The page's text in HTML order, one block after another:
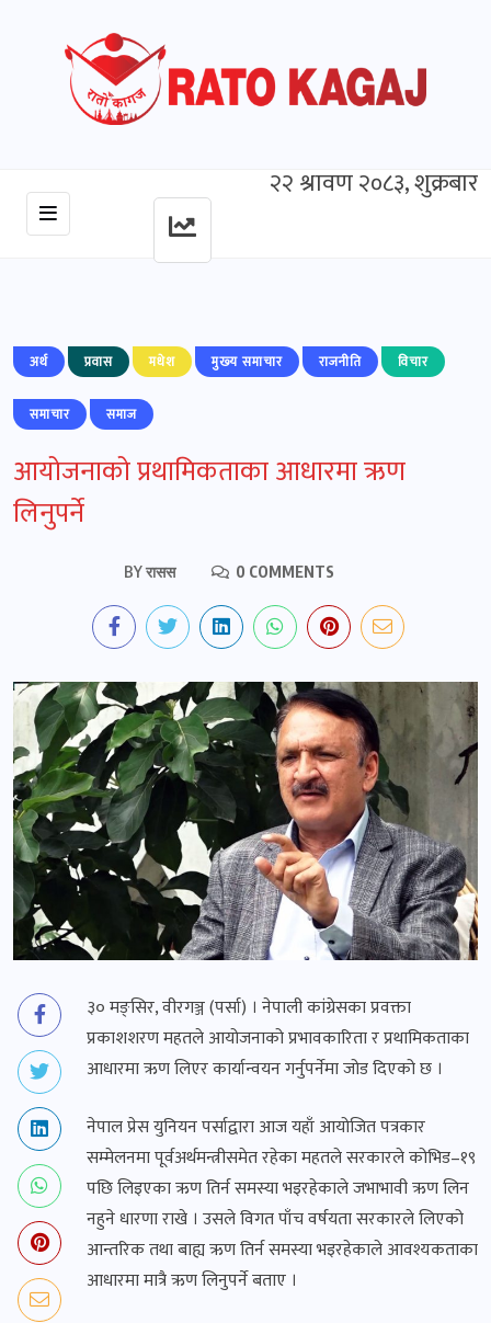
२२ श्रावण २०८३, शुक्रबार
अर्थ प्रवास मधेश मुख्‍य समाचार राजनीति विचार
समाचार समाज
आयोजनाको प्रथामिकताका आधारमा ऋण
लिनुपर्ने
BYरासस 0 COMMENTS
३० मङ्सिर, वीरगञ्ज (पर्सा) । नेपाली कांग्रेसका प्रवक्ता
प्रकाशशरण महतले आयोजनाको प्रभावकारिता र प्रथामिकताका
आधारमा ऋण लिएर कार्यान्वयन गर्नुपर्नेमा जोड दिएको छ ।
नेपाल प्रेस युनियन पर्साद्वारा आज यहाँ आयोजित पत्रकार
सम्मेलनमा पूर्वअर्थमन्त्रीसमेत रहेका महतले सरकारले कोभिड–१९
पछि लिइएका ऋण तिर्न समस्या भइरहेकाले जभाभावी ऋण लिन
नहुने धारणा राखे । उसले विगत पाँच वर्षयता सरकारले लिएको
आन्तरिक तथा बाह्य ऋण तिर्न समस्या भइरहेकाले आवश्यकताका
आधारमा मात्रै ऋण लिनुपर्ने बताए ।